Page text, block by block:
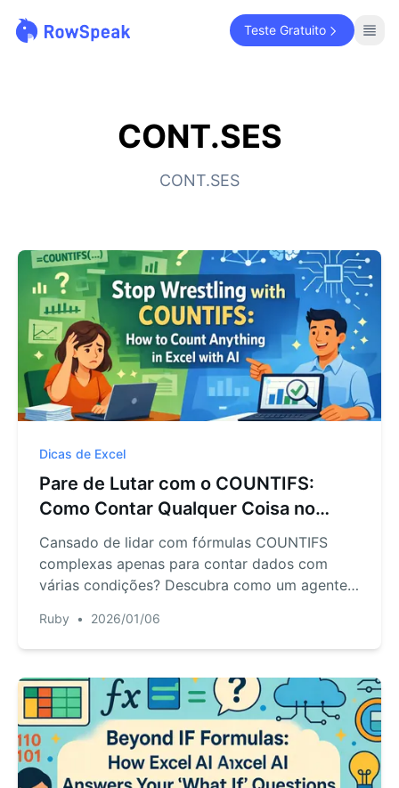
Teste Gratuito
CONT.SES
CONT.SES
Dicas de Excel
Pare de Lutar com o COUNTIFS:
Como Contar Qualquer Coisa no
Excel com IA
Cansado de lidar com fórmulas COUNTIFS
complexas apenas para contar dados com
várias condições? Descubra como um agente
substituir a sintaxe confusa por linguagem
simples, economizando seu tempo e evitando
Ruby • 2026/01/06